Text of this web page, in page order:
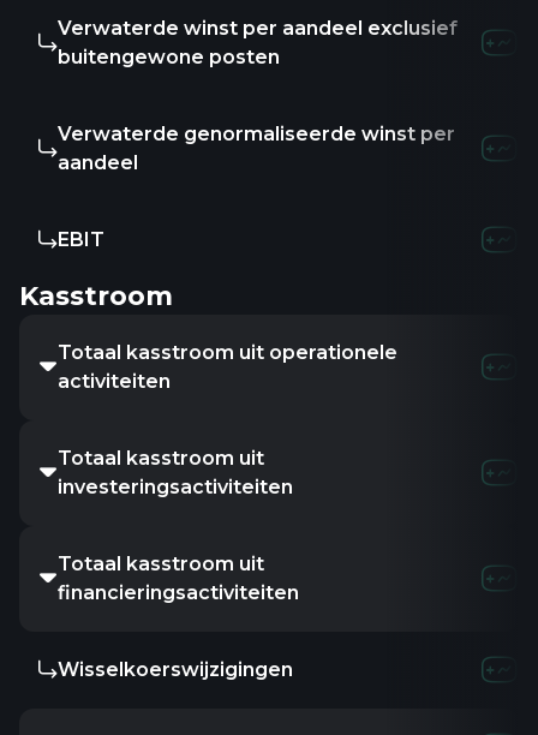
Verwaterde winst per aandeel exclusief
buitengewone posten
Verwaterde genormaliseerde winst per
aandeel
EBIT
Kasstroom
Totaal kasstroom uit operationele
activiteiten
Totaal kasstroom uit
investeringsactiviteiten
Totaal kasstroom uit
financieringsactiviteiten
Wisselkoerswijzigingen